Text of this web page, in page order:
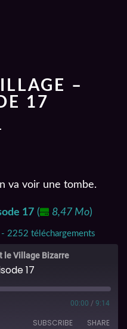
–
17
va voir une tombe.
17 ( 8,47 Mo)
2252 téléchargements
le Village Bizarre
17
00:00 / 9:14
SUBSCRIBE SHARE